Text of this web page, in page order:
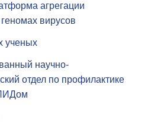
агрегации
вирусов
ученых
научно-
отдел по профилактике